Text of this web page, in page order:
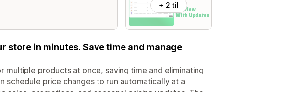
+ 2 til
store in minutes. Save time and manage
multiple products at once, saving time and eliminating
schedule price changes to run automatically at a